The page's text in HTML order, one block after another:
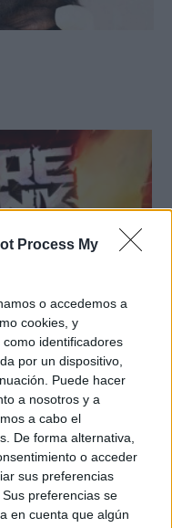
Process My
o accedemos a
cookies, y
identificadores
por un dispositivo,
Puede hacer
a nosotros y a
a cabo el
De forma alternativa,
o acceder
sus preferencias
preferencias se
en cuenta que algún
escuela ¡Cómo los